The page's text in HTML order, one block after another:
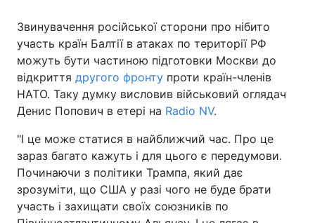
Звинувачення російської сторони про нібито
участь країн Балтії в атаках по території РФ
можуть бути частиною підготовки Москви до
відкриття другого фронту проти країн-членів
НАТО. Таку думку висловив військовий оглядач
Денис Попович в етері на Radio NV.
"І це може статися в найближчий час. Про це
зараз багато кажуть і для цього є передумови.
Починаючи з політики Трампа, який дає
зрозуміти, що США у разі чого не буде брати
участь і захищати своїх союзників по